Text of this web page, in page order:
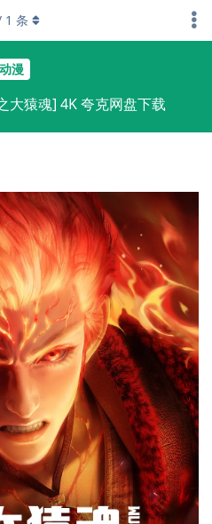
动漫
大猿魂] 4K 夸克网盘下载
1 条